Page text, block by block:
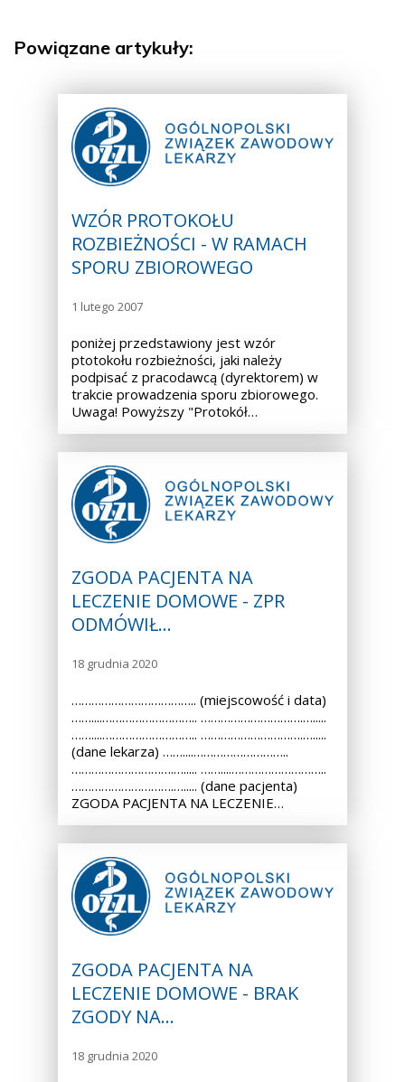
Powiązane artykuły:
WZÓR PROTOKOŁU
ROZBIEŻNOŚCI - W RAMACH
SPORU ZBIOROWEGO
1 lutego 2007
poniżej przedstawiony jest wzór
ptotokołu rozbieżności, jaki należy
podpisać z pracodawcą (dyrektorem) w
trakcie prowadzenia sporu zbiorowego.
Uwaga! Powyższy "Protokół…
ZGODA PACJENTA NA
LECZENIE DOMOWE - ZPR
ODMÓWIŁ…
18 grudnia 2020
……………………………….. (miejscowość i data)
……....……………………….. ………………………….….....
……....……………………….. ………………………….….....
(dane lekarza) ……....………………………..
………………………….…..... ……....………………………..
………………………….…..... (dane pacjenta)
ZGODA PACJENTA NA LECZENIE…
ZGODA PACJENTA NA
LECZENIE DOMOWE - BRAK
ZGODY NA…
18 grudnia 2020